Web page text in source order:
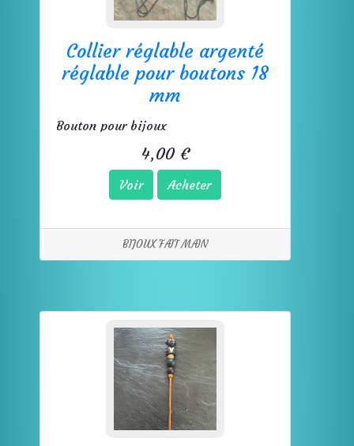
Collier réglable argenté
réglable pour boutons 18
mm
Bouton pour bijoux
4,00 €
Voir Acheter
BIJOUX FAIT MAIN